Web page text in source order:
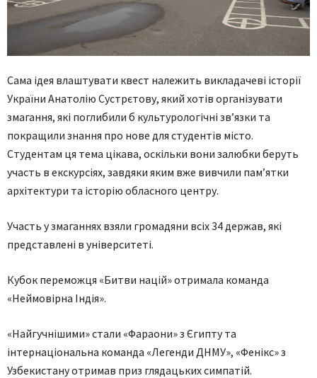
Сама ідея влаштувати квест належить викладачеві історії
України Анатолію Сустрєтову, який хотів організувати
змагання, які поглибили б культурологічні зв’язки та
покращили знання про нове для студентів місто.
Студентам ця тема цікава, оскільки вони залюбки беруть
участь в екскурсіях, завдяки яким вже вивчили пам’ятки
архітектури та історію обласного центру.
Участь у змаганнях взяли громадяни всіх 34 держав, які
представлені в університеті.
Кубок переможця «Битви націй» отримала команда
«Неймовірна Індія».
«Найгучнішими» стали «Фараони» з Єгипту та
інтернаціональна команда «Легенди ДНМУ», «Фенікс» з
Узбекистану отримав приз глядацьких симпатій.